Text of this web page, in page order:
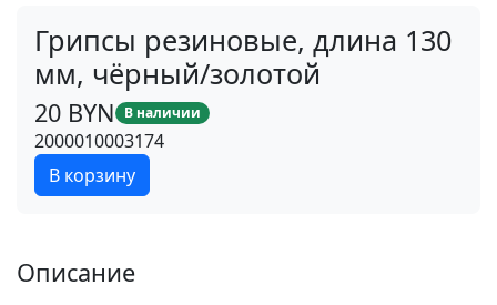
Грипсы резиновые, длина 130
мм, чёрный/золотой
20 BYN В наличии
2000010003174
В корзину
Описание